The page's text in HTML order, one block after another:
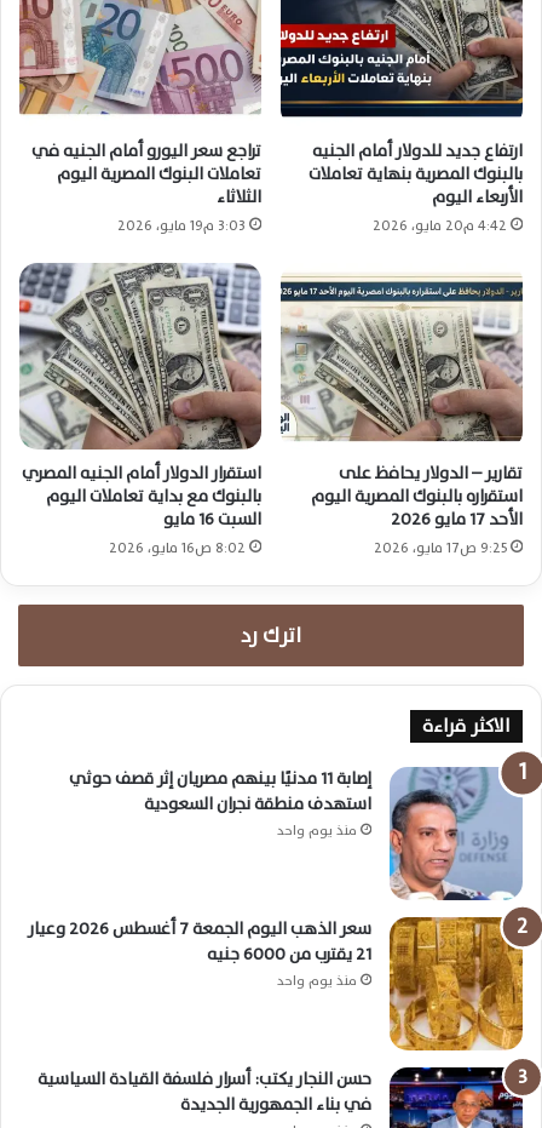
ارتفاع جديد للدولار أمام الجنيه
بالبنوك المصرية بنهاية تعاملات
الأربعاء اليوم
4:42 م20 مايو، 2026
تراجع سعر اليورو أمام الجنيه في
تعاملات البنوك المصرية اليوم
الثلاثاء
3:03 م19 مايو، 2026
تقارير – الدولار يحافظ على
استقراره بالبنوك المصرية اليوم
الأحد 17 مايو 2026
9:25 ص17 مايو، 2026
استقرار الدولار أمام الجنيه المصري
بالبنوك مع بداية تعاملات اليوم
السبت 16 مايو
8:02 ص16 مايو، 2026
اترك رد
الاكثر قراءة
إصابة 11 مدنيًا بينهم مصريان إثر قصف حوثي
استهدف منطقة نجران السعودية
منذ يوم واحد
سعر الذهب اليوم الجمعة 7 أغسطس 2026 وعيار
21 يقترب من 6000 جنيه
منذ يوم واحد
حسن النجار يكتب: أسرار فلسفة القيادة السياسية
في بناء الجمهورية الجديدة